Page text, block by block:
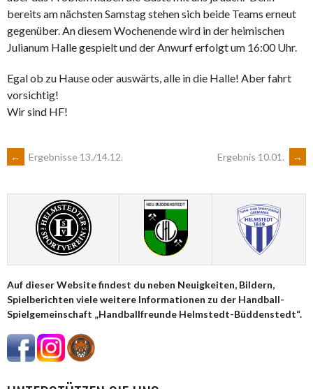
bereits am nächsten Samstag stehen sich beide Teams erneut
gegenüber. An diesem Wochenende wird in der heimischen
Julianum Halle gespielt und der Anwurf erfolgt um 16:00 Uhr.
Egal ob zu Hause oder auswärts, alle in die Halle! Aber fahrt
vorsichtig!
Wir sind HF!
ARTIKEL-
NAVIGATION
← Ergebnisse 13./14.12. Ergebnis 10.01. →
Auf dieser Website findest du neben Neuigkeiten, Bildern,
Spielberichten viele weitere Informationen zu der Handball-
Spielgemeinschaft „Handballfreunde Helmstedt-Büddenstedt“.